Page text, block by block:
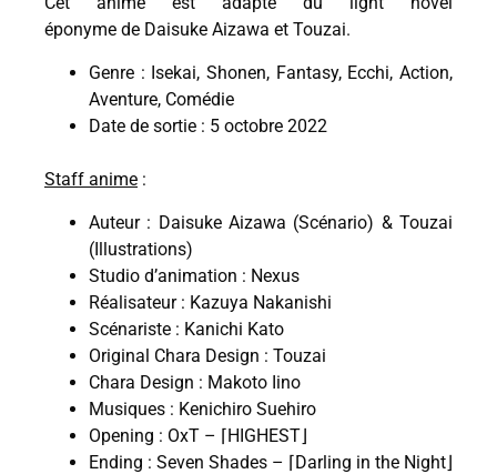
éponyme de Daisuke Aizawa et Touzai.
Genre : Isekai, Shonen, Fantasy, Ecchi, Action,
Aventure, Comédie
Date de sortie : 5 octobre 2022
Staff anime :
Auteur : Daisuke Aizawa (Scénario) & Touzai
(Illustrations)
Studio d’animation : Nexus
Réalisateur : Kazuya Nakanishi
Scénariste : Kanichi Kato
Original Chara Design : Touzai
Chara Design : Makoto Iino
Musiques : Kenichiro Suehiro
Opening : OxT – ⌈HIGHEST⌋
Ending : Seven Shades – ⌈Darling in the Night⌋